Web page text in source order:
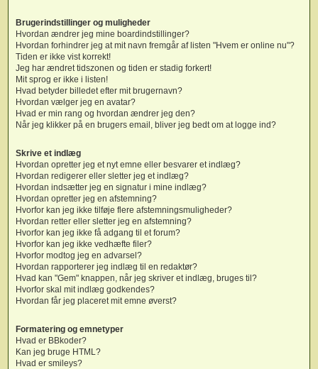
Brugerindstillinger og muligheder
Hvordan ændrer jeg mine boardindstillinger?
Hvordan forhindrer jeg at mit navn fremgår af listen "Hvem er online nu"?
Tiden er ikke vist korrekt!
Jeg har ændret tidszonen og tiden er stadig forkert!
Mit sprog er ikke i listen!
Hvad betyder billedet efter mit brugernavn?
Hvordan vælger jeg en avatar?
Hvad er min rang og hvordan ændrer jeg den?
Når jeg klikker på en brugers email, bliver jeg bedt om at logge ind?
Skrive et indlæg
Hvordan opretter jeg et nyt emne eller besvarer et indlæg?
Hvordan redigerer eller sletter jeg et indlæg?
Hvordan indsætter jeg en signatur i mine indlæg?
Hvordan opretter jeg en afstemning?
Hvorfor kan jeg ikke tilføje flere afstemningsmuligheder?
Hvordan retter eller sletter jeg en afstemning?
Hvorfor kan jeg ikke få adgang til et forum?
Hvorfor kan jeg ikke vedhæfte filer?
Hvorfor modtog jeg en advarsel?
Hvordan rapporterer jeg indlæg til en redaktør?
Hvad kan "Gem" knappen, når jeg skriver et indlæg, bruges til?
Hvorfor skal mit indlæg godkendes?
Hvordan får jeg placeret mit emne øverst?
Formatering og emnetyper
Hvad er BBkoder?
Kan jeg bruge HTML?
Hvad er smileys?